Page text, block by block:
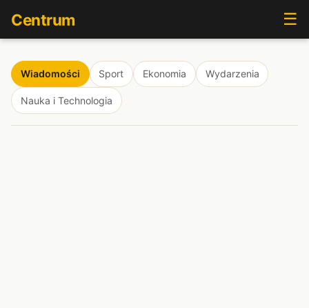
Centrum ☰
Wiadomości Sport Ekonomia Wydarzenia
Nauka i Technologia